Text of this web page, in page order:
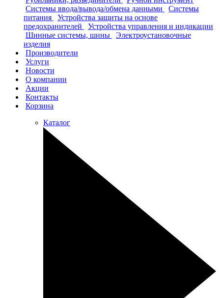
Системы ввода/вывода/обмена данными
Системы
питания
Устройства защиты на основе
предохранителей
Устройства управления и индикации
Шинные системы, шины
Электроустановочные
изделия
Производители
Услуги
Новости
О компании
Акции
Контакты
Корзина
Каталог